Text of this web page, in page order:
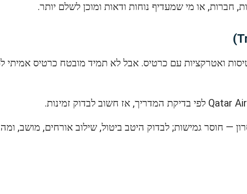
או מי שמעדיף נוחות ודאות ומוכן לשלם יותר.
טיסות ואטרקציות עם כרטיס. אבל לא תמיד מובטח כרטיס
— חוסר גמישות; לבדוק היטב ביטול, שילוב אורחים, מושב,